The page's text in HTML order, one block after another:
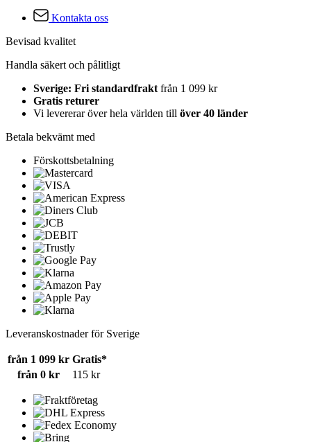
Kontakta oss
Bevisad kvalitet
Handla säkert och pålitligt
Sverige: Fri standardfrakt från 1 099 kr
Gratis returer
Vi levererar över hela världen till över 40 länder
Betala bekvämt med
Förskottsbetalning
Leveranskostnader för Sverige
från 1 099 kr Gratis*
från 0 kr
115 kr